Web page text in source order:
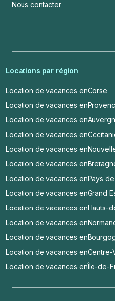
Nous contacter
Locations par région
Location de vacances enCorse
Location de vacances en
Location de vacances en
Location de vacances en
Location de vacances en
Location de vacances en
Location de vacances enPays
Location de vacances enGrand
Location de vacances enHauts-
Location de vacances en
Location de vacances en
Location de vacances enCentre-
Location de vacances enÎle-de-